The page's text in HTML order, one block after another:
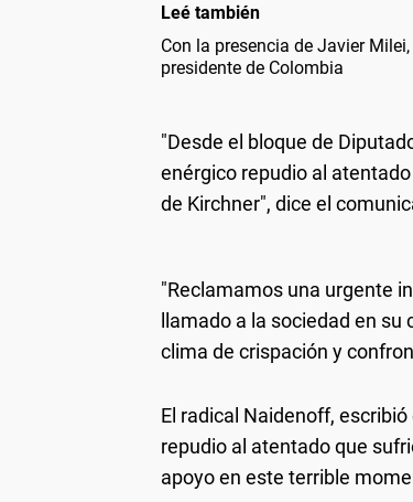
Leé también
Con la presencia de Javier
presidente de Colombia
"Desde el bloque de
enérgico repudio al
de Kirchner", dice el
"Reclamamos una urgente
llamado a la sociedad en su
clima de crispación y
El radical Naidenoff,
repudio al atentado que
apoyo en este terrible